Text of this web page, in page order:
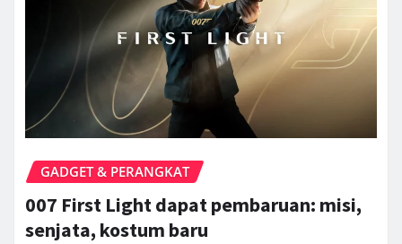
GADGET & PERANGKAT
007 First Light dapat pembaruan: misi,
senjata, kostum baru